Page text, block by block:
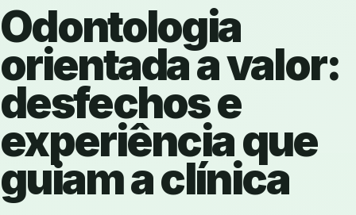
Odontologia
orientada a valor:
desfechos e
experiência que
guiam a clínica